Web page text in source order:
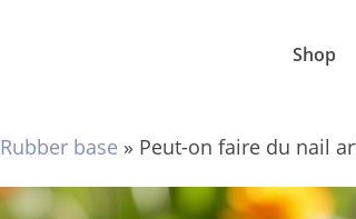
Shop
Rubber base » Peut-on faire du nail